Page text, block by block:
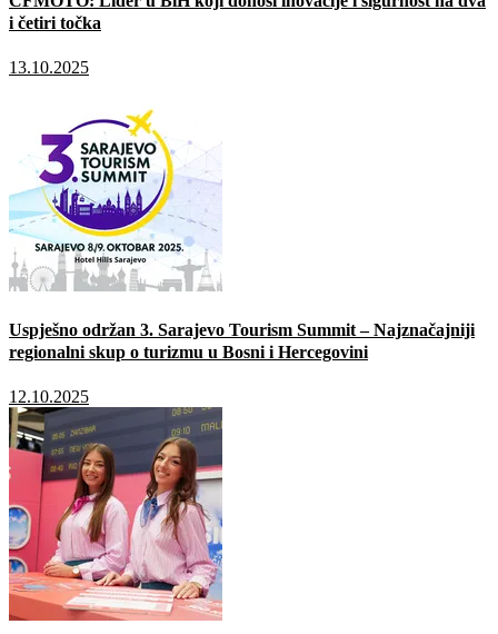
i četiri točka
13.10.2025
Uspješno održan 3. Sarajevo Tourism Summit – Najznačajniji
regionalni skup o turizmu u Bosni i Hercegovini
12.10.2025